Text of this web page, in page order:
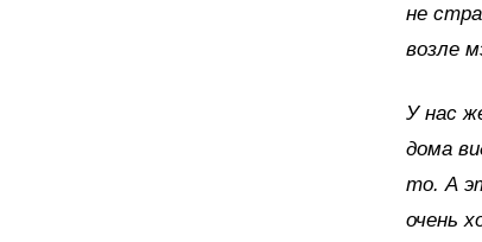
не
возле
У нас
дома
то. А
очень